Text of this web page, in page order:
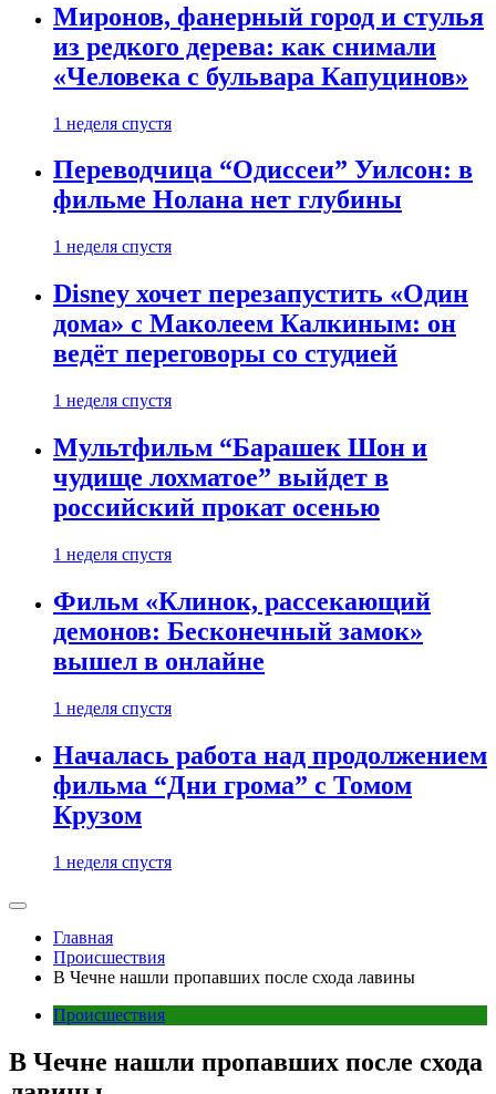
Миронов, фанерный город и стулья
из редкого дерева: как снимали
«Человека с бульвара Капуцинов»
1 неделя спустя
Переводчица “Одиссеи” Уилсон: в
фильме Нолана нет глубины
1 неделя спустя
Disney хочет перезапустить «Один
дома» с Маколеем Калкиным: он
ведёт переговоры со студией
1 неделя спустя
Мультфильм “Барашек Шон и
чудище лохматое” выйдет в
российский прокат осенью
1 неделя спустя
Фильм «Клинок, рассекающий
демонов: Бесконечный замок»
вышел в онлайне
1 неделя спустя
Началась работа над продолжением
фильма “Дни грома” с Томом
Крузом
1 неделя спустя
Главная
Происшествия
В Чечне нашли пропавших после схода лавины
Происшествия
В Чечне нашли пропавших после схода